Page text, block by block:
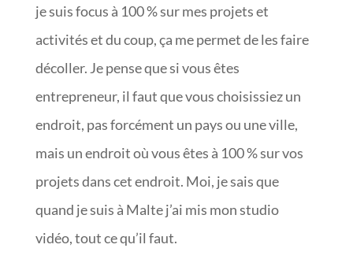
je suis focus à 100 % sur mes projets et
activités et du coup, ça me permet de les faire
décoller. Je pense que si vous êtes
entrepreneur, il faut que vous choisissiez un
endroit, pas forcément un pays ou une ville,
mais un endroit où vous êtes à 100 % sur vos
projets dans cet endroit. Moi, je sais que
quand je suis à Malte j’ai mis mon studio
vidéo, tout ce qu’il faut.